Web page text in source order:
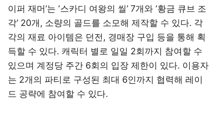
이퍼 재머’는 ‘스카디 여왕의 씰’ 7개와 ‘황금 큐브 조
각’ 20개, 소량의 골드를 소모해 제작할 수 있다. 각
각의 재료 아이템은 던전, 경매장 구입 등을 통해 획
득할 수 있다. 캐릭터 별로 일일 2회까지 참여할 수
있으며 계정당 주간 6회의 입장 제한이 있다. 이용자
는 2개의 파티로 구성된 최대 6인까지 협력해 레이
드 공략에 참여할 수 있다.